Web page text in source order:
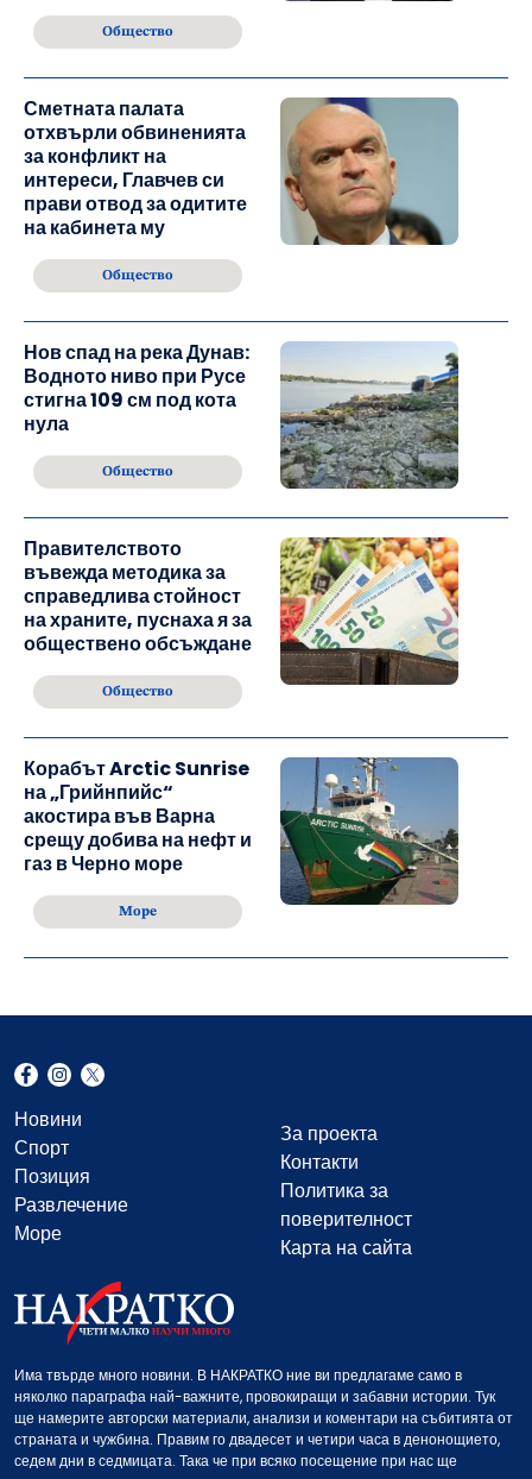
Общество
Сметната палата
отхвърли обвиненията
за конфликт на
интереси, Главчев си
прави отвод за одитите
на кабинета му
Общество
Нов спад на река Дунав:
Водното ниво при Русе
стигна 109 см под кота
нула
Общество
Правителството
въвежда методика за
справедлива стойност
на храните, пуснаха я за
обществено обсъждане
Общество
Корабът Arctic Sunrise
на „Грийнпийс“
акостира във Варна
срещу добива на нефт и
газ в Черно море
Море
Новини
Спорт
Позиция
Развлечение
Море
За проекта
Контакти
Политика за
поверителност
Карта на сайта
Има твърде много новини. В НАКРАТКО ние ви предлагаме само в
няколко параграфа най-важните, провокиращи и забавни истории. Тук
ще намерите авторски материали, анализи и коментари на събитията от
страната и чужбина. Правим го двадесет и четири часа в денонощието,
седем дни в седмицата. Така че при всяко посещение при нас ще